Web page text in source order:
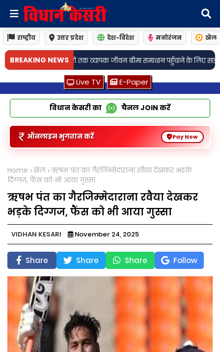
राष्ट्रीय उत्तर प्रदेश देश-विदेश मनोरंजन खेल
BREAKING NEWS
जीवन बीमा समाधान पहुँचाने के लिए साझेदारी की• जामो: अगली तारीख 19
Live TV E-Paper
विधान केसरी का चैनलJOIN करें
ऑनलाइन भुगतान करें Pay Now
Home खेल ऋषभ पंत का गैरजिम्मेदाराना रवैया देखकर भड़के
दिग्गज, फैंस को भी आया गुस्सा
ऋषभ पंत का गैरजिम्मेदाराना रवैया देखकर
भड़के दिग्गज, फैंस को भी आया गुस्सा
VIDHAN KESARI November 24, 2025
Share Share Share Follow